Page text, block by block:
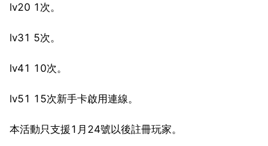
lv20 1次。
lv31 5次。
lv41 10次。
lv51 15次新手卡啟用連線。
本活動只支援1月24號以後註冊玩家。